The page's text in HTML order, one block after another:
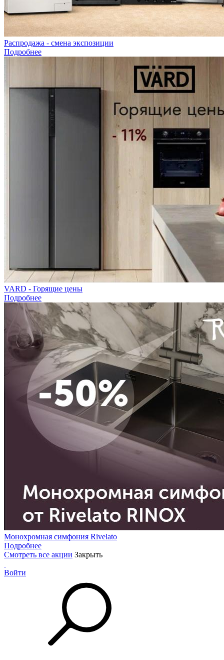
Распродажа - смена экспозиции
Подробнее
VARD - Горящие цены
Подробнее
Монохромная симфония Rivelato
Подробнее
Смотреть все акции Закрыть
Войти